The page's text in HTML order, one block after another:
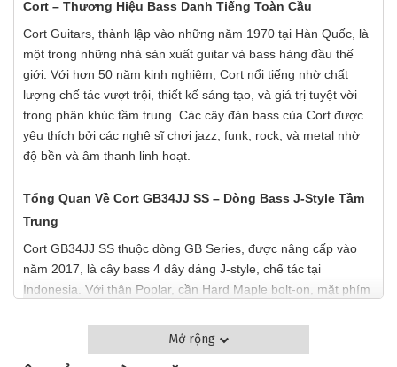
GIỚI THIỆU VỀ THƯƠNG HIỆU CORT & DÒNG
Cort – Thương Hiệu Bass Danh Tiếng Toàn Cầu
Mở rộng